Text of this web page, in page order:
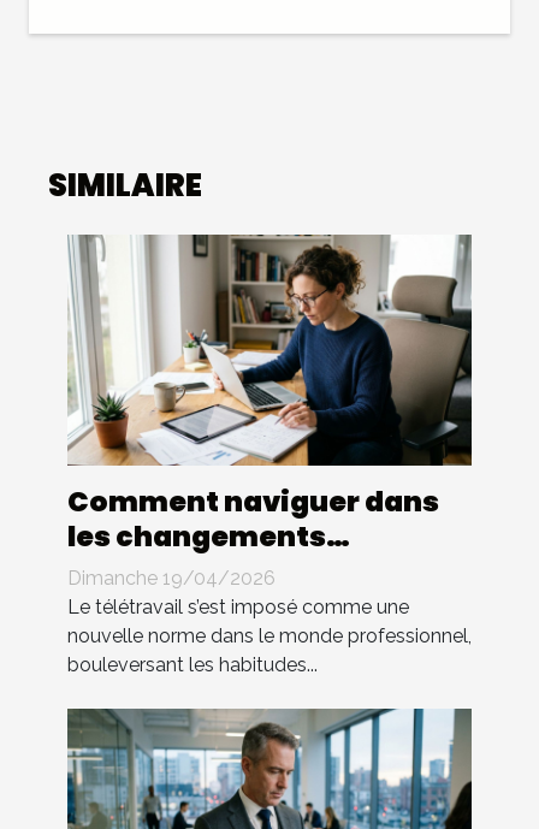
SIMILAIRE
Comment naviguer dans
les changements
législatifs du télétravail ?
Dimanche 19/04/2026
Le télétravail s’est imposé comme une
nouvelle norme dans le monde professionnel,
bouleversant les habitudes...